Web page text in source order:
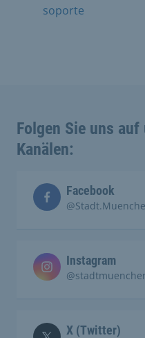
soporte
Folgen Sie uns
Kanälen:
Facebook
Instagram
X (Twitter)